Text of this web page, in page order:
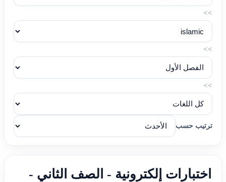
>>
>>
>>
ترتيب حسب
اختبارات إلكترونية - الصف الثاني -